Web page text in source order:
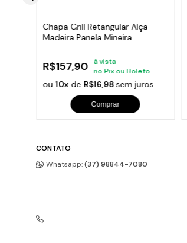
Chapa Grill Retangular Alça
Madeira Panela Mineira
R$157,90
à vista
no Pix ou Boleto
ou10x de R$16,98sem juros
Comprar
CONTATO
Whatsapp:(37) 98844-7080